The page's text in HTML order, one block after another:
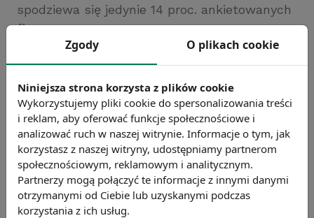
spodziewa się jedynie 14 proc. ankietowanych
firm.
Źródło: http://www.rp.pl
Zobacz więcej wiadomości
Zgody O plikach cookie
Niniejsza strona korzysta z plików cookie
Wykorzystujemy pliki cookie do spersonalizowania treści
i reklam, aby oferować funkcje społecznościowe i
analizować ruch w naszej witrynie. Informacje o tym, jak
korzystasz z naszej witryny, udostępniamy partnerom
społecznościowym, reklamowym i analitycznym.
Partnerzy mogą połączyć te informacje z innymi danymi
otrzymanymi od Ciebie lub uzyskanymi podczas
korzystania z ich usług.